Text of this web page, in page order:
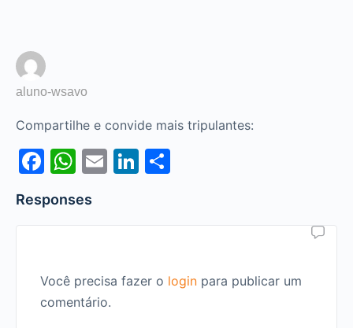
aluno-wsavo
Compartilhe e convide mais tripulantes:
Facebook
WhatsApp
EmailLinkedIn
Responses
Você precisa fazer o login para publicar um
comentário.